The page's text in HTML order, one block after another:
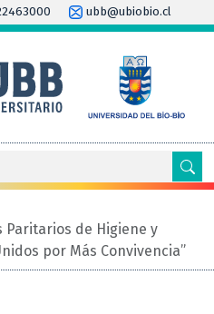
ubb@ubiobio.cl
Paritarios de Higiene y
por Más Convivencia”